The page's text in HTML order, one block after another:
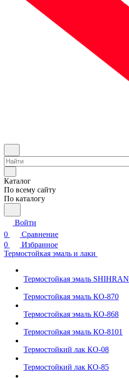
Каталог
По всему сайту
По каталогу
Войти
0
Сравнение
0
Избранное
Термостойкая эмаль и лаки
Термостойкая эмаль SHIHRAN
Термостойкая эмаль КО-870
Термостойкая эмаль КО-868
Термостойкая эмаль КО-8101
Термостойкий лак КО-08
Термостойкий лак КО-85